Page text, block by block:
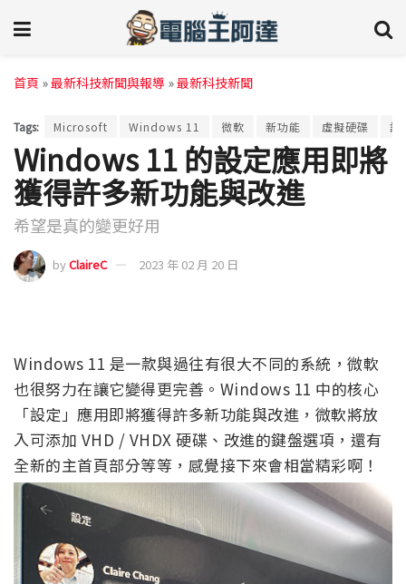
首頁 »最新科技新聞與報導 »最新科技新聞
Tags: Microsoft Windows 11 微軟 新功能 虛擬硬碟 設
Windows 11 的設定應用即將
獲得許多新功能與改進
希望是真的變更好用
byClaireC 2023 年 02 月 20 日
Windows 11 是一款與過往有很大不同的系統，微軟
也很努力在讓它變得更完善。Windows 11 中的核心
「設定」應用即將獲得許多新功能與改進，微軟將放
入可添加 VHD / VHDX 硬碟、改進的鍵盤選項，還有
全新的主首頁部分等等，感覺接下來會相當精彩啊！